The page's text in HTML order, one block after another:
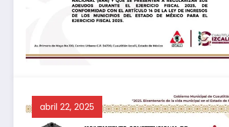
abril 22, 2025